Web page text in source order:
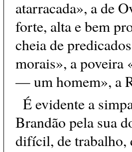
atarracada», a de
forte, alta e bem
cheia de
morais», a poveira
— um homem», a
É evidente a
Brandão pela sua
difícil, de trabalho,